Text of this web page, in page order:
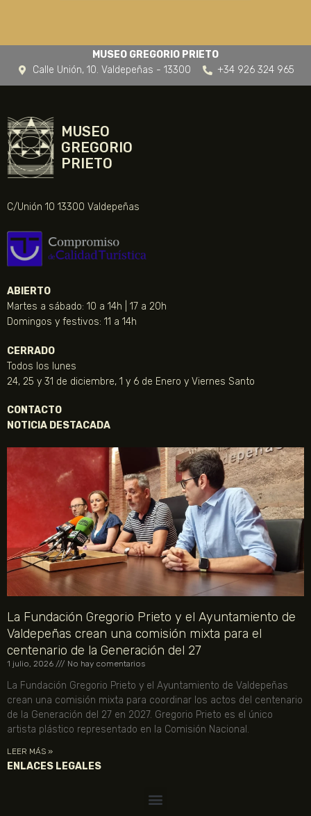
MUSEO GREGORIO PRIETO
Calle Unión, 10. Valdepeñas - 13300
+34 926 324 965
MUSEO
GREGORIO
PRIETO
C/Unión 10 13300 Valdepeñas
ABIERTO
Martes a sábado: 10 a 14h | 17 a 20h
Domingos y festivos: 11 a 14h
CERRADO
Todos los lunes
24, 25 y 31 de diciembre, 1 y 6 de Enero y Viernes Santo
CONTACTO
NOTICIA DESTACADA
La Fundación Gregorio Prieto y el Ayuntamiento de
Valdepeñas crean una comisión mixta para el
centenario de la Generación del 27
1 julio, 2026 No hay comentarios
La Fundación Gregorio Prieto y el Ayuntamiento de Valdepeñas
crean una comisión mixta para coordinar los actos del centenario
de la Generación del 27 en 2027. Gregorio Prieto es el único
artista plástico representado en la Comisión Nacional.
LEER MÁS »
ENLACES LEGALES